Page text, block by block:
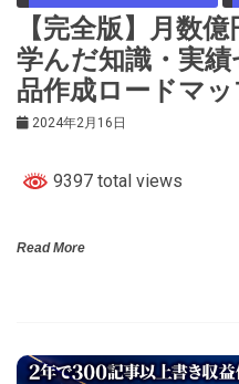
【完全版】月数
学んだ知識・実
品作成ロードマ
2024年2月16日
9397 total views
Read More